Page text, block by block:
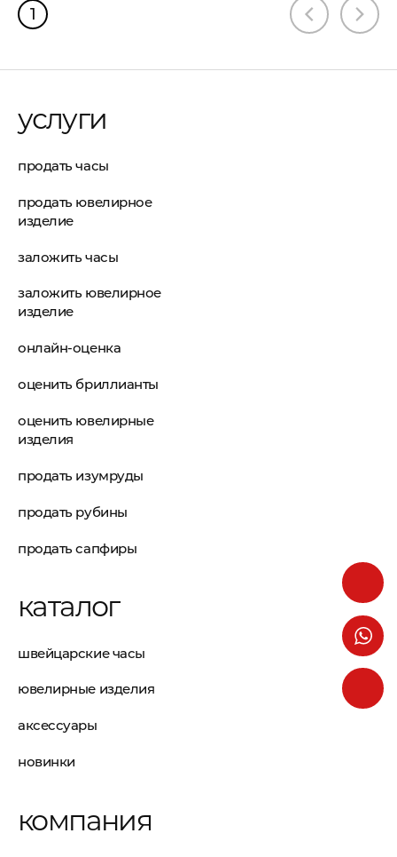
1
услуги
продать часы
продать ювелирное
изделие
заложить часы
заложить ювелирное
изделие
онлайн-оценка
оценить бриллианты
оценить ювелирные
изделия
продать изумруды
продать рубины
продать сапфиры
каталог
швейцарские часы
ювелирные изделия
аксессуары
новинки
компания